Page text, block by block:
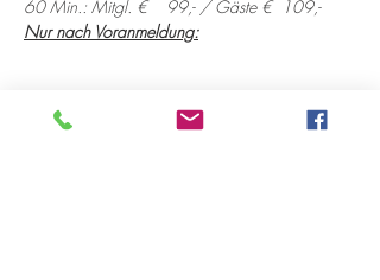
60 Min.: Mitgl. €    99,- / Gäste €  109,-
Nur nach Voranmeldung: